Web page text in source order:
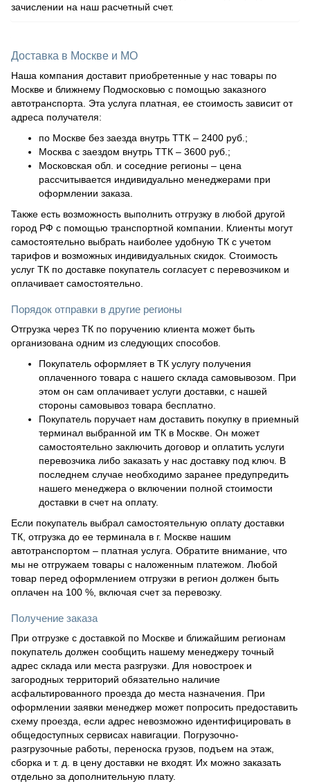
зачислении на наш расчетный счет.
Доставка в Москве и МО
Наша компания доставит приобретенные у нас товары по
Москве и ближнему Подмосковью с помощью заказного
автотранспорта. Эта услуга платная, ее стоимость зависит от
адреса получателя:
по Москве без заезда внутрь ТТК – 2400 руб.;
Москва с заездом внутрь ТТК – 3600 руб.;
Московская обл. и соседние регионы – цена
рассчитывается индивидуально менеджерами при
оформлении заказа.
Также есть возможность выполнить отгрузку в любой другой
город РФ с помощью транспортной компании. Клиенты могут
самостоятельно выбрать наиболее удобную ТК с учетом
тарифов и возможных индивидуальных скидок. Стоимость
услуг ТК по доставке покупатель согласует с перевозчиком и
оплачивает самостоятельно.
Порядок отправки в другие регионы
Отгрузка через ТК по поручению клиента может быть
организована одним из следующих способов.
Покупатель оформляет в ТК услугу получения
оплаченного товара с нашего склада самовывозом. При
этом он сам оплачивает услуги доставки, с нашей
стороны самовывоз товара бесплатно.
Покупатель поручает нам доставить покупку в приемный
терминал выбранной им ТК в Москве. Он может
самостоятельно заключить договор и оплатить услуги
перевозчика либо заказать у нас доставку под ключ. В
последнем случае необходимо заранее предупредить
нашего менеджера о включении полной стоимости
доставки в счет на оплату.
Если покупатель выбрал самостоятельную оплату доставки
ТК, отгрузка до ее терминала в г. Москве нашим
автотранспортом – платная услуга. Обратите внимание, что
мы не отгружаем товары с наложенным платежом. Любой
товар перед оформлением отгрузки в регион должен быть
оплачен на 100 %, включая счет за перевозку.
Получение заказа
При отгрузке с доставкой по Москве и ближайшим регионам
покупатель должен сообщить нашему менеджеру точный
адрес склада или места разгрузки. Для новостроек и
загородных территорий обязательно наличие
асфальтированного проезда до места назначения. При
оформлении заявки менеджер может попросить предоставить
схему проезда, если адрес невозможно идентифицировать в
общедоступных сервисах навигации. Погрузочно-
разгрузочные работы, переноска грузов, подъем на этаж,
сборка и т. д. в цену доставки не входят. Их можно заказать
отдельно за дополнительную плату.